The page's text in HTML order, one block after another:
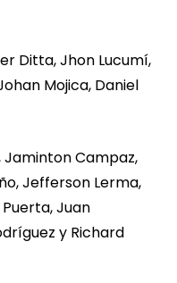
Ditta, Jhon Lucumí,
Mojica, Daniel
Jaminton Campaz,
Jefferson Lerma,
Juan
y Richard